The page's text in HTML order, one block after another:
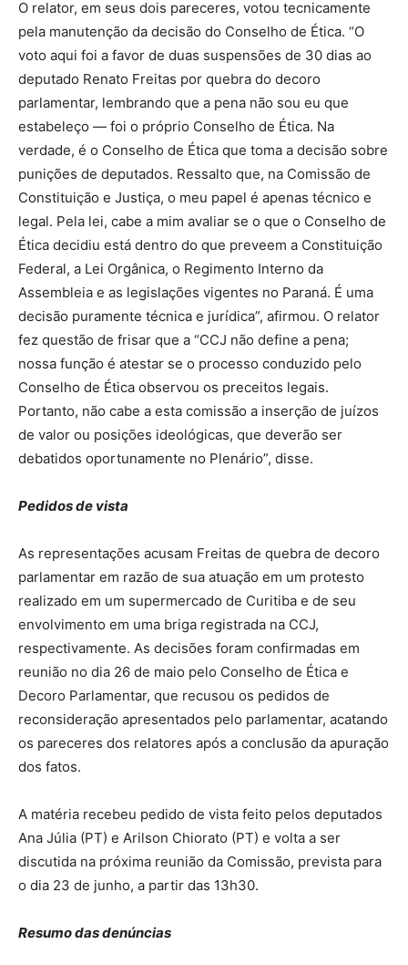
O relator, em seus dois pareceres, votou tecnicamente
pela manutenção da decisão do Conselho de Ética. “O
voto aqui foi a favor de duas suspensões de 30 dias ao
deputado Renato Freitas por quebra do decoro
parlamentar, lembrando que a pena não sou eu que
estabeleço — foi o próprio Conselho de Ética. Na
verdade, é o Conselho de Ética que toma a decisão sobre
punições de deputados. Ressalto que, na Comissão de
Constituição e Justiça, o meu papel é apenas técnico e
legal. Pela lei, cabe a mim avaliar se o que o Conselho de
Ética decidiu está dentro do que preveem a Constituição
Federal, a Lei Orgânica, o Regimento Interno da
Assembleia e as legislações vigentes no Paraná. É uma
decisão puramente técnica e jurídica”, afirmou. O relator
fez questão de frisar que a “CCJ não define a pena;
nossa função é atestar se o processo conduzido pelo
Conselho de Ética observou os preceitos legais.
Portanto, não cabe a esta comissão a inserção de juízos
de valor ou posições ideológicas, que deverão ser
debatidos oportunamente no Plenário”, disse.
Pedidos de vista
As representações acusam Freitas de quebra de decoro
parlamentar em razão de sua atuação em um protesto
realizado em um supermercado de Curitiba e de seu
envolvimento em uma briga registrada na CCJ,
respectivamente. As decisões foram confirmadas em
reunião no dia 26 de maio pelo Conselho de Ética e
Decoro Parlamentar, que recusou os pedidos de
reconsideração apresentados pelo parlamentar, acatando
os pareceres dos relatores após a conclusão da apuração
dos fatos.
A matéria recebeu pedido de vista feito pelos deputados
Ana Júlia (PT) e Arilson Chiorato (PT) e volta a ser
discutida na próxima reunião da Comissão, prevista para
o dia 23 de junho, a partir das 13h30.
Resumo das denúncias